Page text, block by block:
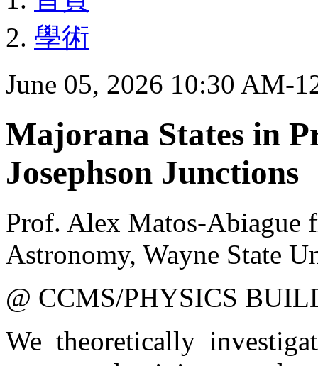
學術
June 05, 2026 10:30 AM-
Majorana States in
Josephson Junctions
Prof. Alex Matos-Abiague
Astronomy, Wayne State
@ CCMS/PHYSICS
We theoretically